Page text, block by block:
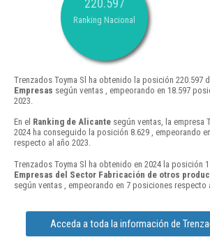
220.597
Ranking Nacional
Trenzados Toyma Sl ha obtenido la posición 220.597
Empresas según ventas , empeorando en 18.597
2023.
En el Ranking de Alicante según ventas, la empresa
2024 ha conseguido la posición 8.629 , empeorando
respecto al año 2023.
Trenzados Toyma Sl ha obtenido en 2024 la posición
Empresas del Sector Fabricación de otros
según ventas , empeorando en 7 posiciones respecto
Acceda a toda la información de